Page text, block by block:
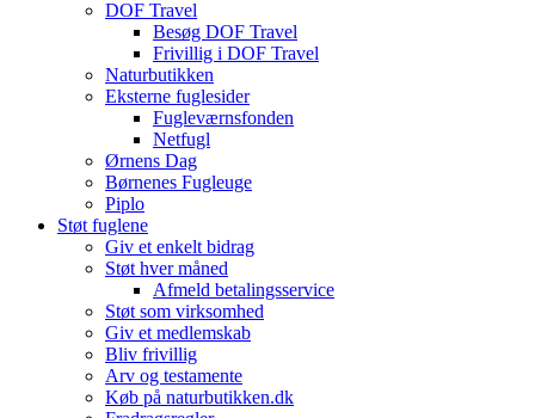
DOF Travel
Besøg DOF Travel
Frivillig i DOF Travel
Naturbutikken
Eksterne fuglesider
Fugleværnsfonden
Netfugl
Ørnens Dag
Børnenes Fugleuge
Piplo
Støt fuglene
Giv et enkelt bidrag
Støt hver måned
Afmeld betalingsservice
Støt som virksomhed
Giv et medlemskab
Bliv frivillig
Arv og testamente
Køb på naturbutikken.dk